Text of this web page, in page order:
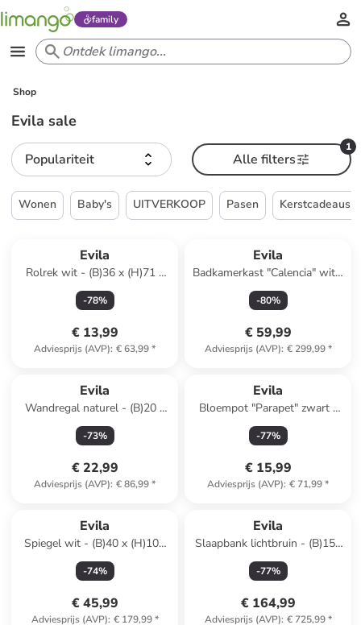
family
Shop
Evila sale
Populariteit
1
Alle filters
Wonen Baby's UITVERKOOP Pasen Kerstcadeaus
Evila
Rolrek wit - (B)36 x (H)71 x
(D)23 cm
-78%
€ 13,99
Adviesprijs (AVP): € 63,99*
Evila
Badkamerkast "Calencia" wit -
(B)19 x (H)55 x (D)60 cm
-80%
€ 59,99
Adviesprijs (AVP): € 299,99*
Evila
Wandregal naturel - (B)20 x
(H)70 x (D)13 cm
-73%
€ 22,99
Adviesprijs (AVP): € 86,99*
Evila
Bloempot "Parapet" zwart -
(H)40 x Ø 17 cm
-77%
€ 15,99
Adviesprijs (AVP): € 71,99*
Evila
Spiegel wit - (B)40 x (H)105
cm
-74%
€ 45,99
Adviesprijs (AVP): € 179,99*
Evila
Slaapbank lichtbruin - (B)150
x (H)70 x (D)65 cm
-77%
€ 164,99
Adviesprijs (AVP): € 725,99*